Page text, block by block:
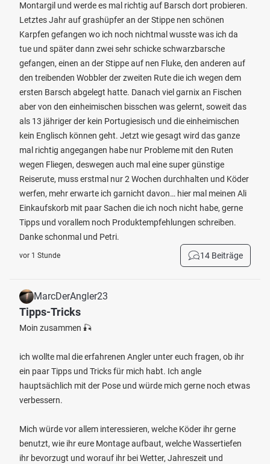
Montargil und werde es mal richtig auf Barsch dort probieren.
Letztes Jahr auf grashüpfer an der Stippe nen schönen
Karpfen gefangen wo ich noch nichtmal wusste was ich da
tue und später dann zwei sehr schicke schwarzbarsche
gefangen, einen an der Stippe auf nen Fluke, den anderen auf
den treibenden Wobbler der zweiten Rute die ich wegen dem
ersten Barsch abgelegt hatte. Danach viel garnix an Fischen
aber von den einheimischen bisschen was gelernt, soweit das
als 13 jähriger der kein Portugiesisch und die einheimischen
kein Englisch können geht. Jetzt wie gesagt wird das ganze
mal richtig angegangen habe nur Probleme mit den Ruten
wegen Fliegen, deswegen auch mal eine super günstige
Reiserute, muss erstmal nur 2 Wochen durchhalten und Köder
werfen, mehr erwarte ich garnicht davon… hier mal meinen Ali
Einkaufskorb mit paar Sachen die ich noch nicht habe, gerne
Tipps und vorallem noch Produktempfehlungen schreiben.
Danke schonmal und Petri.
vor 1 Stunde 14 Beiträge
MarcDerAngler23
Tipps-Tricks
Moin zusammen 🎣
ich wollte mal die erfahrenen Angler unter euch fragen, ob ihr
ein paar Tipps und Tricks für mich habt. Ich angle
hauptsächlich mit der Pose und würde mich gerne noch etwas
verbessern.
Mich würde vor allem interessieren, welche Köder ihr gerne
benutzt, wie ihr eure Montage aufbaut, welche Wassertiefen
ihr bevorzugt und worauf ihr bei Wetter, Jahreszeit und